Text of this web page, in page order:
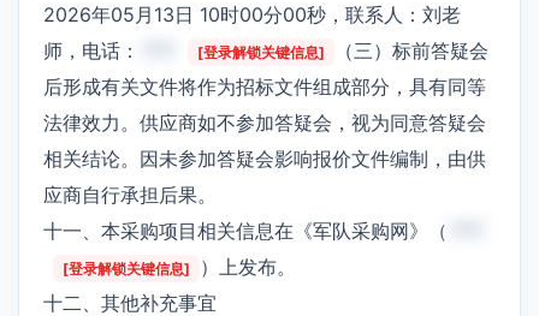
2026年05月13日 10时00分00秒，联系人：刘老
师，电话：
[登录解锁关键信息]
（三）标前答疑会
后形成有关文件将作为招标文件组成部分，具有同等
法律效力。供应商如不参加答疑会，视为同意答疑会
相关结论。因未参加答疑会影响报价文件编制，由供
应商自行承担后果。
十一、本采购项目相关信息在《军队采购网》（
[登录解锁关键信息]
）上发布。
十二、其他补充事宜